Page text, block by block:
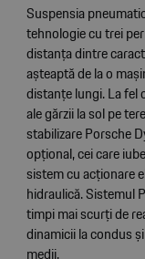
Suspensia
tehnologie cu trei
distanța dintre
așteaptă de la o
distanțe lungi. La fel
ale gărzii la sol pe
stabilizare Porsche
opțional, cei care
sistem cu acționare
hidraulică. Sistemul
timpi mai scurți de
dinamicii la condus
medii.